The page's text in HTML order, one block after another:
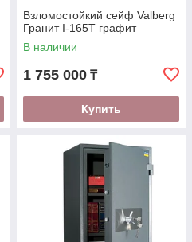
Взломостойкий сейф Valberg
Гранит I-165T графит
В наличии
1 755 000 ₸
Купить